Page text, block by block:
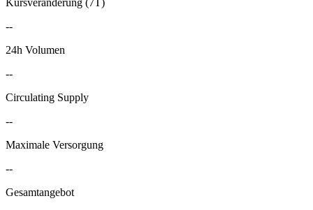
--
24h Volumen
--
Circulating Supply
--
Maximale Versorgung
--
Gesamtangebot